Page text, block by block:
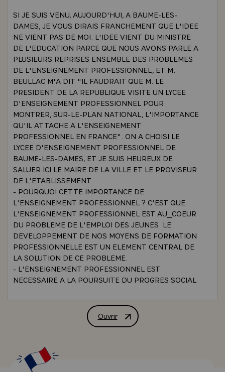
SI JE SUIS VENU, AUJOURD'HUI, A BAUME-LES-
DAMES, JE VOUS DIRAIS FRANCHEMENT QUE L'IDEE
NE VIENT PAS DE MOI. L'IDEE VIENT DU MINISTRE
DE L'EDUCATION PARCE QUE NOUS AVONS PARLE A
PLUSIEURS REPRISES ENSEMBLE DES PROBLEMES
DE L'ENSEIGNEMENT PROFESSIONNEL, ET M.
BEULLAC M'A DIT "IL FAUDRAIT QUE M. LE
PRESIDENT DE LA REPUBLIQUE VISITE UN LYCEE
D'ENSEIGNEMENT PROFESSIONNEL POUR
MONTRER, SUR-LE-PLAN NATIONAL, L'IMPORTANCE
QU'IL ATTACHE A L'ENSEIGNEMENT
PROFESSIONNEL EN FRANCE". ON A CHOISI LE
LYCEE D'ENSEIGNEMENT PROFESSIONNEL DE
BAUME-LES-DAMES, ET JE SUIS HEUREUX DE
SALUER ICI LE MAIRE DE LA VILLE ET LE PROVISEUR
DE L'ETABLISSEMENT.
- POURQUOI CETTE IMPORTANCE DE
L'ENSEIGNEMENT PROFESSIONNEL ? C'EST QUE
L'ENSEIGNEMENT PROFESSIONNEL EST AU_COEUR
DU PROBLEME DE L'EMPLOI DES JEUNES. LE
DEVELOPPEMENT DE NOS MOYENS DE FORMATION
PROFESSIONNELLE EST UN ELEMENT CENTRAL DE
LA SOLUTION DE CE PROBLEME.
- L'ENSEIGNEMENT PROFESSIONNEL EST
NECESSAIRE A LA POURSUITE DU PROGRES SOCIAL
DES TRAVAILLEURS FRANCAIS, CONTINUE DE
S'ELEVER, NOUS AVONS BESOIN DE FAIRE
QUALIFICATION PROFESSIONNELLE. CHACUN PEUT
COMPRENDRE QUE DANS LE MONDE ACTUEL (ET
EN-PARTICULIER DANS LE TRES GRAND PAYS D'OU
Ouvrir
ALLOCUTION PRONONCEE PAR M.